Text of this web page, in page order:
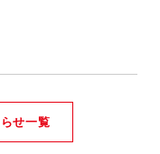
せ一覧